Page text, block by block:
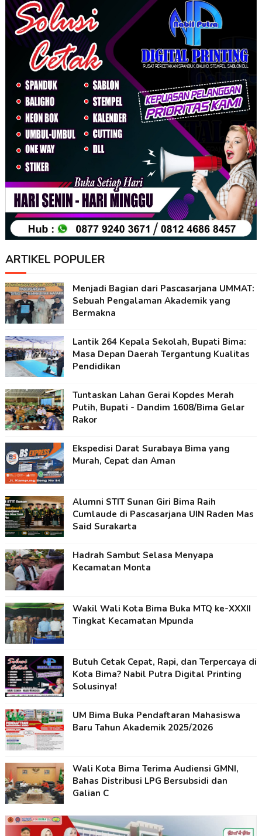
ARTIKEL POPULER
Menjadi Bagian dari Pascasarjana UMMAT:
Sebuah Pengalaman Akademik yang
Bermakna
Lantik 264 Kepala Sekolah, Bupati Bima:
Masa Depan Daerah Tergantung Kualitas
Pendidikan
Tuntaskan Lahan Gerai Kopdes Merah
Putih, Bupati - Dandim 1608/Bima Gelar
Rakor
Ekspedisi Darat Surabaya Bima yang
Murah, Cepat dan Aman
Alumni STIT Sunan Giri Bima Raih
Cumlaude di Pascasarjana UIN Raden Mas
Said Surakarta
Hadrah Sambut Selasa Menyapa
Kecamatan Monta
Wakil Wali Kota Bima Buka MTQ ke-XXXII
Tingkat Kecamatan Mpunda
Butuh Cetak Cepat, Rapi, dan Terpercaya di
Kota Bima? Nabil Putra Digital Printing
Solusinya!
UM Bima Buka Pendaftaran Mahasiswa
Baru Tahun Akademik 2025/2026
Wali Kota Bima Terima Audiensi GMNI,
Bahas Distribusi LPG Bersubsidi dan
Galian C